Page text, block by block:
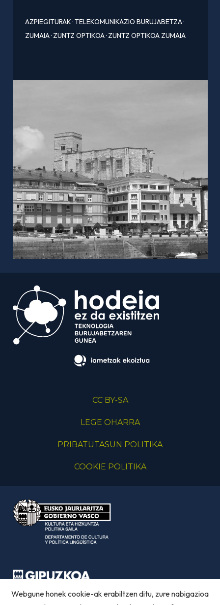
AZPIEGITURAK·TELEKOMUNIKAZIO BURUJABETZA·
ZUMAIA· ZUNTZ OPTIKOA· ZUNTZ OPTIKOA ZUMAIA
CC BY-SA
LEGE OHARRA
PRIBATUTASUN POLITIKA
COOKIE POLITIKA
Webgune honek cookie-ak erabiltzen ditu, zure nabigazioa